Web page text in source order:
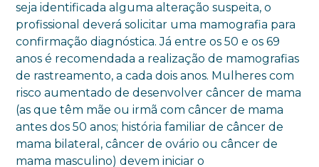
seja identificada alguma alteração suspeita, o
profissional deverá solicitar uma mamografia para
confirmação diagnóstica. Já entre os 50 e os 69
anos é recomendada a realização de mamografias
de rastreamento, a cada dois anos. Mulheres com
risco aumentado de desenvolver câncer de mama
(as que têm mãe ou irmã com câncer de mama
antes dos 50 anos; história familiar de câncer de
mama bilateral, câncer de ovário ou câncer de
mama masculino) devem iniciar o